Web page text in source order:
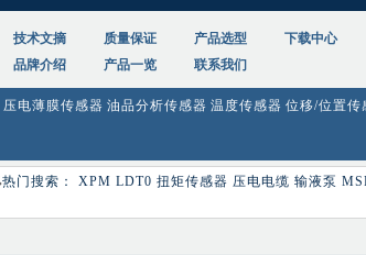
技术文摘 质量保证 产品选型
下载中心
品牌介绍 产品一览 联系我们
压电薄膜传感器 油品分析传感器 温度传感器 位移/位置传
热门搜索： XPM LDT0 扭矩传感器 压电电缆 输液泵